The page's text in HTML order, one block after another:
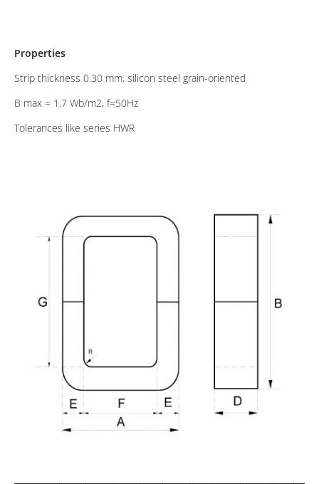
Properties
Strip thickness 0.30 mm, silicon steel grain-oriented
B max = 1.7 Wb/m2, f=50Hz
Tolerances like series HWR